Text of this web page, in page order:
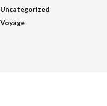
Uncategorized
Voyage